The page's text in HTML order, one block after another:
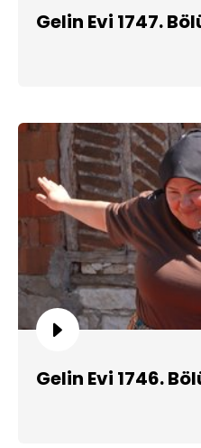
Gelin Evi 1747.
Gelin Evi 1746.